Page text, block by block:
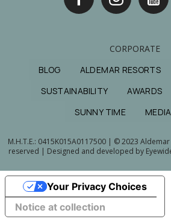
CORPORATE
BLOG
ALDEMAR RESORTS
SUSTAINABILITY
AWARDS
SUNNY TIME
M.H.T.E.: 0415Κ015Α0117500 | © 2023
reserved | Designed and developed by
Notice at collection
Your Privacy Choices